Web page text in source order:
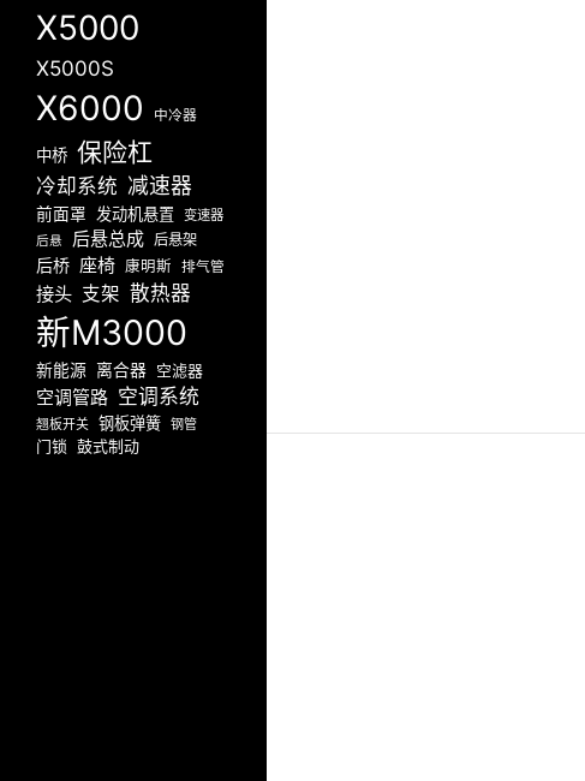
X5000
X5000S
X6000 中冷器
中桥 保险杠
冷却系统 减速器
前面罩 发动机悬置 变速器
后悬 后悬总成 后悬架
后桥 座椅 康明斯 排气管
接头 支架 散热器
新M3000
新能源 离合器 空滤器
空调管路 空调系统
翘板开关 钢板弹簧 钢管
门锁 鼓式制动